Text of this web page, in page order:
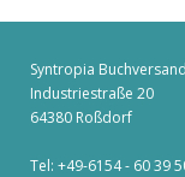
Syntropia Buchversand
Industriestraße 20
64380 Roßdorf
Tel: +49-6154 - 60 39